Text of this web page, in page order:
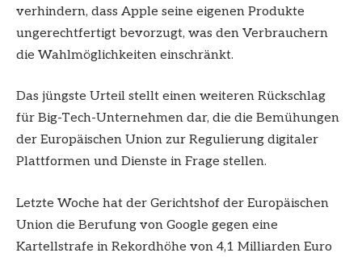
verhindern, dass Apple seine eigenen Produkte
ungerechtfertigt bevorzugt, was den Verbrauchern
die Wahlmöglichkeiten einschränkt.
Das jüngste Urteil stellt einen weiteren Rückschlag
für Big-Tech-Unternehmen dar, die die Bemühungen
der Europäischen Union zur Regulierung digitaler
Plattformen und Dienste in Frage stellen.
Letzte Woche hat der Gerichtshof der Europäischen
Union die Berufung von Google gegen eine
Kartellstrafe in Rekordhöhe von 4,1 Milliarden Euro